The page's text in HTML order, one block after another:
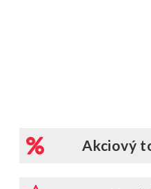
Akciový